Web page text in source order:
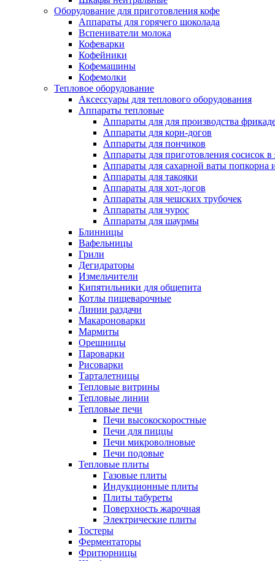
Оборудование для приготовления кофе
Аппараты для горячего шоколада
Вспениватели молока
Кофеварки
Кофейники
Кофемашины
Кофемолки
Тепловое оборудование
Аксессуары для теплового оборудования
Аппараты тепловые
Аппараты для для производства
Аппараты для корн-догов
Аппараты для пончиков
Аппараты для приготовления сосисок в
Аппараты для сахарной ваты попкорна
Аппараты для такояки
Аппараты для хот-догов
Аппараты для чешских трубочек
Аппараты для чурос
Аппараты для шаурмы
Блинницы
Вафельницы
Грили
Дегидраторы
Измельчители
Кипятильники для общепита
Котлы пищеварочные
Линии раздачи
Макароноварки
Мармиты
Орешницы
Пароварки
Рисоварки
Тарталетницы
Тепловые витрины
Тепловые линии
Тепловые печи
Печи высокоскоростные
Печи для пиццы
Печи микроволновые
Печи подовые
Тепловые плиты
Газовые плиты
Индукционные плиты
Плиты табуреты
Поверхность жарочная
Электрические плиты
Тостеры
Ферментаторы
Фритюрницы